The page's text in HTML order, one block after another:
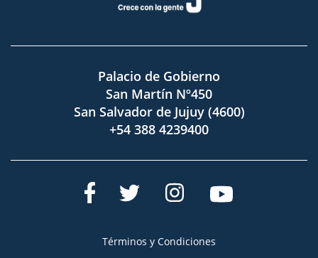
Palacio de Gobierno
San Martín Nº450
San Salvador de Jujuy (4600)
+54 388 4239400
Términos y Condiciones